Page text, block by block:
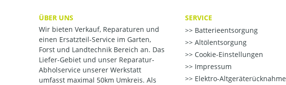
ÜBER UNS
Wir bieten Verkauf, Reparaturen und
einen Ersatzteil-Service im Garten,
Forst und Landtechnik Bereich an. Das
Liefer-Gebiet und unser Reparatur-
Abholservice unserer Werkstatt
umfasst maximal 50km Umkreis. Als
SERVICE
Batterieentsorgung
Altölentsorgung
Cookie-Einstellungen
Impressum
Elektro-Altgeräterücknahme